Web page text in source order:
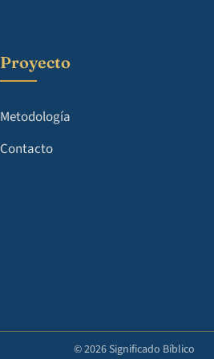
Proyecto
Metodología
Contacto
© 2026 Significado Bíblico